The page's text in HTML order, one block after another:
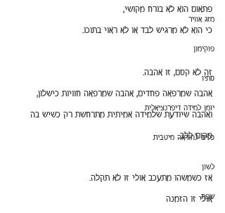
מזג אוויר
פוקימון
סתיו
יומן למידה דיפרנציאלית
כלים להוראה מיטבית
לשון
שפה
פתאום הוא לא בורח מקושי,
כי הוא לא מרגיש לבד או לא ראוי בתוכו.
זה לא קסם, זו אהבה.
אהבה שמרפאה פחדים, אהבה שמרפאה חוויות כישלון,
ואהבה שיודעת שלמידה אמיתית מתרחשת רק כשיש בה
מקום ללב.
אז כשמשהו מתעכב אולי זו לא תקלה.
אולי זו הזמנה